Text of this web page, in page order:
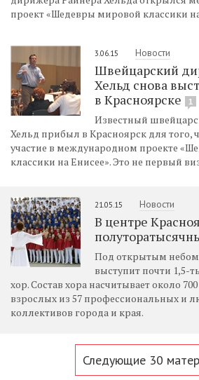
проект «Шедевры мировой классики
3.06.15 Новости
Швейцарский
Хельд снова
в Красноярске
1
Известный
Хельд прибыл в Красноярск для того,
участие в международном проекте
классики на Енисее». Это не первый
21.05.15 Новости
В центре
Под открытым небом
выступит почти 1,5-
хор. Состав хора насчитывает около
взрослых из 57 профессиональных и
коллективов города и края.
Следующие 30